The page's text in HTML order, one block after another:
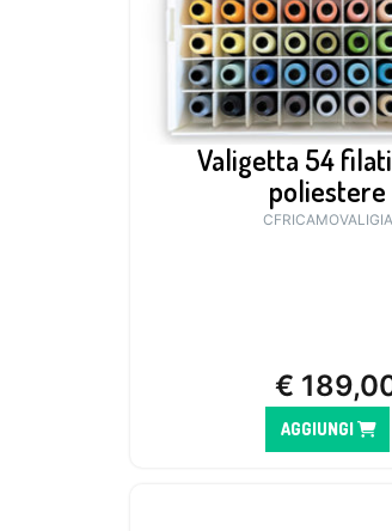
Valigetta 54
poliestere
CFRICAMOVALIGIA
€
AGGIUNGI